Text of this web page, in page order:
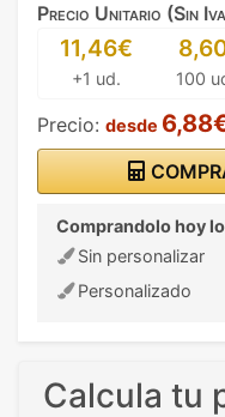
Precio Unitario (Sin
11,46€
+1 ud. 100
Precio: desde
Comprandolo hoy
Sin personalizar
Personalizado
Calcula tu